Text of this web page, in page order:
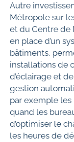
Autre
Métropole sur
et du Centre de
en place d’un
bâtiments,
installations de
d’éclairage et
gestion
par exemple
quand les
d’optimiser le
les heures de